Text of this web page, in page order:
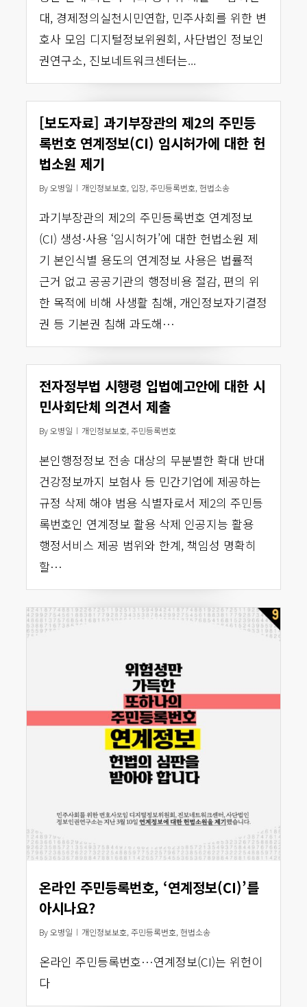
대, 경제정의실천시민연합, 민주사회를 위한 변
호사 모임 디지털정보위원회, 사단법인 정보인
권연구소, 진보네트워크센터는...
[보도자료] 과기부장관의 제2의 주민등
록번호 연계정보(CI) 임시허가에 대한 헌
법소원 제기
By 오병일 개인정보보호, 입장,주민등록번호,헌법소송
과기부장관의 제2의 주민등록번호 연계정보
(CI) 생성⋅사용 ‘임시허가’에 대한 헌법소원 제
기 본인식별 용도의 연계정보 사용은 법률적
근거 없고 공공기관의 행정비용 절감, 편의 위
한 목적에 비해 사생활 침해, 개인정보자기결정
권 등 기본권 침해 과도해…
전자정부법 시행령 입법예고안에 대한 시
민사회단체 의견서 제출
By 오병일 개인정보보호,주민등록번호
본인행정정보 전송 대상의 무분별한 확대 반대
건강정보까지 보험사 등 민간기업에 제공하는
규정 삭제 해야 범용 식별자로서 제2의 주민등
록번호인 연계정보 활용 삭제 인공지능 활용
행정서비스 제공 범위와 한계, 책임성 명확히
할…
온라인 주민등록번호, ‘연계정보(CI)’를
아시나요?
By 오병일 개인정보보호,주민등록번호,헌법소송
온라인 주민등록번호…연계정보(CI)는 위헌이
다